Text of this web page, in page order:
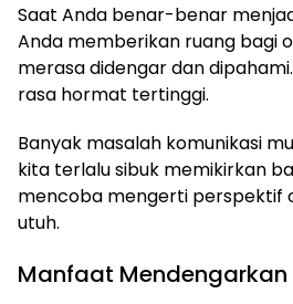
Saat Anda benar-benar
Anda memberikan ruang bagi
merasa didengar dan
rasa hormat tertinggi.
Banyak masalah komunikasi
kita terlalu sibuk memikirkan
mencoba mengerti perspektif
utuh.
Manfaat Mendengarkan